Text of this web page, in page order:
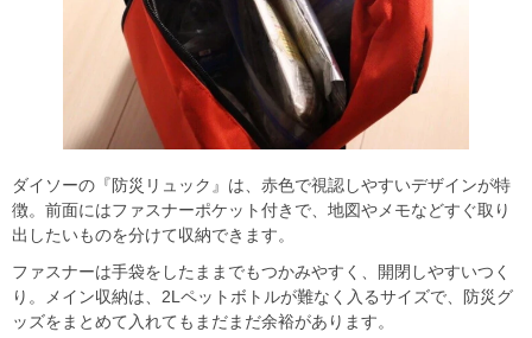
ダイソーの『防災リュック』は、赤色で視認しやすいデザインが特
徴。前面にはファスナーポケット付きで、地図やメモなどすぐ取り
出したいものを分けて収納できます。
ファスナーは手袋をしたままでもつかみやすく、開閉しやすいつく
り。メイン収納は、2Lペットボトルが難なく入るサイズで、防災グ
ッズをまとめて入れてもまだまだ余裕があります。